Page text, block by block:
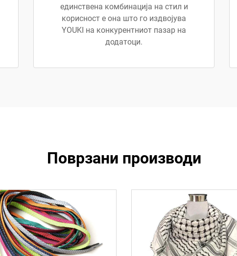
единствена комбинација на стил и
корисност е она што го издвојува
YOUKI на конкурентниот пазар на
додатоци.
Поврзани производи